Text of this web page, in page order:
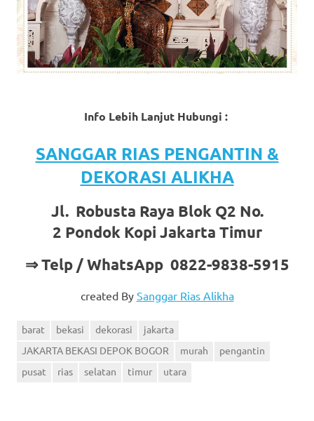
Info Lebih Lanjut Hubungi :
SANGGAR RIAS PENGANTIN &
DEKORASI ALIKHA
Jl. Robusta Raya Blok Q2 No.
2 Pondok Kopi Jakarta Timur
⇒ Telp / WhatsApp 0822-9838-5915
created By Sanggar Rias Alikha
barat bekasi dekorasi
jakarta
JAKARTA BEKASI DEPOK BOGOR
murah
pengantin
pusat
rias selatan timur utara